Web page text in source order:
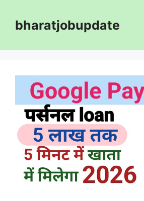
contentbharatjobupdate